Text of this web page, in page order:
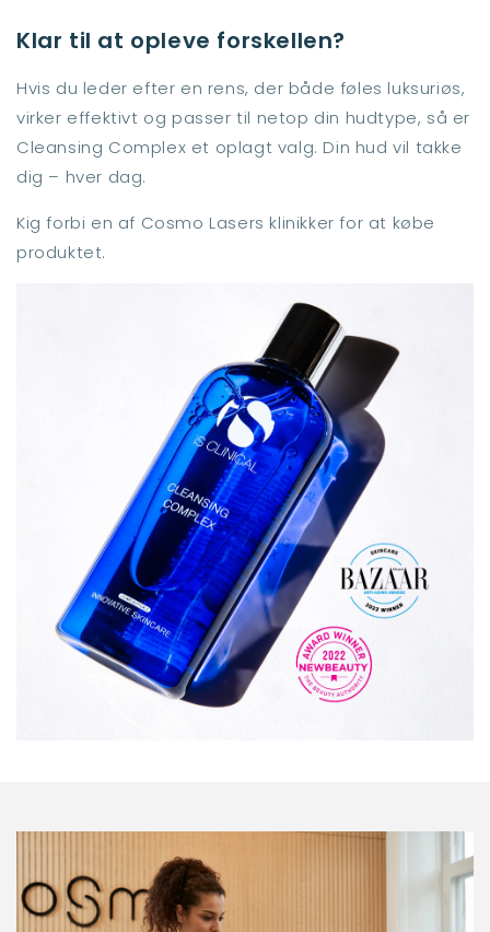
Klar til at opleve forskellen?
Hvis du leder efter en rens, der både føles luksuriøs,
virker effektivt og passer til netop din hudtype, så er
Cleansing Complex et oplagt valg. Din hud vil takke
dig – hver dag.
Kig forbi en af Cosmo Lasers klinikker for at købe
produktet.